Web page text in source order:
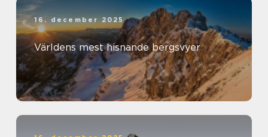
16. december 2025
Världens mest hisnande bergsvyer